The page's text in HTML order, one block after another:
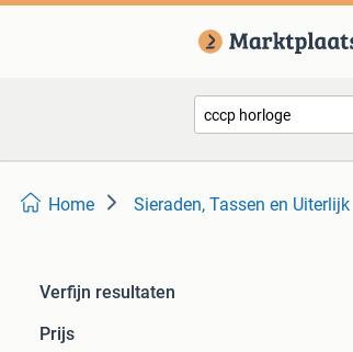
Home Sieraden, Tassen en Uiterlijk
Verfijn resultaten
Prijs